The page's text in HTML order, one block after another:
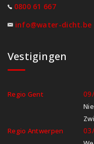
0800 61 667
info@water-dicht.be
Vestigingen
Regio Gent
Regio Antwerpen